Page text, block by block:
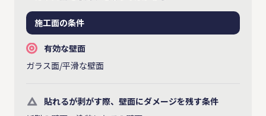
施工面の条件
有効な壁面
ガラス面/平滑な壁面
貼れるが剥がす際、壁面にダメージを残す条件